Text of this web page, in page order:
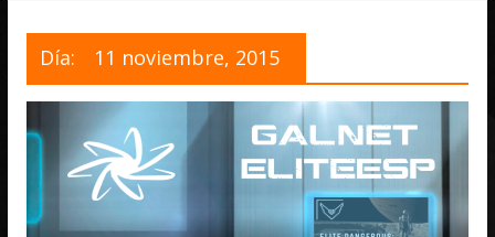
Día: 11 noviembre, 2015